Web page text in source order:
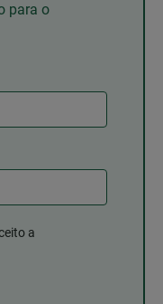
para o
a